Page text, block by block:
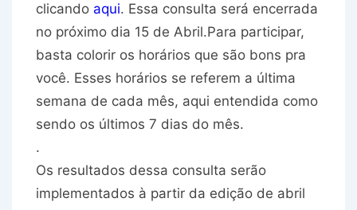
clicando aqui. Essa consulta será encerrada
no próximo dia 15 de Abril.Para participar,
basta colorir os horários que são bons pra
você. Esses horários se referem a última
semana de cada mês, aqui entendida como
sendo os últimos 7 dias do mês.
.
Os resultados dessa consulta serão
implementados à partir da edição de abril